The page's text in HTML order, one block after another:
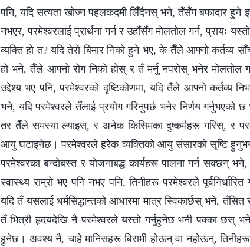
पनि, यदि सत्यता खोज्न पहलकदमी लिँदैनस् भने, तँसँग बफादार
नभएर, परमेश्‍वरलाई प्रार्थना गर्न र उहाँसँग मोलतोल गर्न, प्रायः
व्यक्ति हो त? यदि तेरो बिमार निको हुने भए, के तैँले आफ्नो कर्तव्य
हो भने, तैँले आफ्‍नो रोग निको होस् र तँ मर्नु नपरोस् भनेर मोलतोल
उद्देश्य भए पनि, परमेश्‍वरको दृष्टिकोणमा, यदि तैँले आफ्‍नो
भने, यदि परमेश्‍वरले तँलाई प्रयोग गरिनुपर्छ भनेर निर्णय
तर तैँले समस्या ल्याइस्, र अनेक किसिमका दुष्कर्महरू गरिस्, र
आयु घटाइनेछ। परमेश्‍वरले हरेक व्यक्तिको आयु संसारको सृष्टि
परमेश्‍वरका बन्दोबस्त र योजनाबद्ध कार्यहरू पालना गर्न सक्छन्
स्वास्थ्य राम्रो भए पनि नभए पनि, तिनीहरू परमेश्‍वरले
यदि तँ यसलाई धर्मसिद्धान्तको आधारमा मात्र स्विकार्छस् भने, तँसित
तँ भित्री हृदयदेखि नै परमेश्‍वरले यस्तो गर्नुहुनेछ भनी पक्का छस् भने,
हुनेछ। अवश्य नै, चाहे मानिसहरू बिरामी होऊन् वा नहोऊन्,